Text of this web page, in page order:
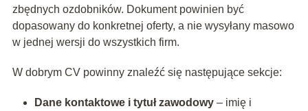
zbędnych ozdobników. Dokument powinien być
dopasowany do konkretnej oferty, a nie wysyłany masowo
w jednej wersji do wszystkich firm.
W dobrym CV powinny znaleźć się następujące sekcje:
Dane kontaktowe i tytuł zawodowy– imię i